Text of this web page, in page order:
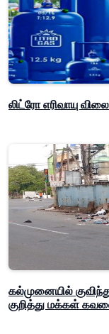
லிட்ரோ எரிவாயு
கல்முனையில்
குறித்து மக்கள்